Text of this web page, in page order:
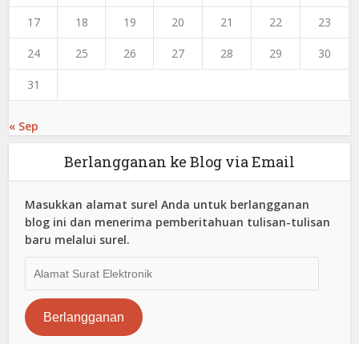
17 18 19 20 21 22 23
24 25 26 27 28 29 30
31
« Sep
Berlangganan ke Blog via Email
Masukkan alamat surel Anda untuk berlangganan
blog ini dan menerima pemberitahuan tulisan-tulisan
baru melalui surel.
Surat
Elektronik
Berlangganan